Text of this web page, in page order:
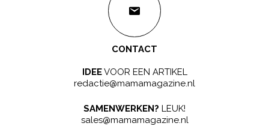
CONTACT
IDEEVOOR EEN ARTIKEL
redactie@mamamagazine.nl
SAMENWERKEN? LEUK!
sales@mamamagazine.nl